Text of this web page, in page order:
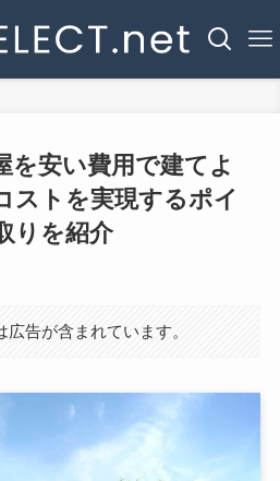
を安い費用で建てよ
ストを実現するポイ
りを紹介
告が含まれています。